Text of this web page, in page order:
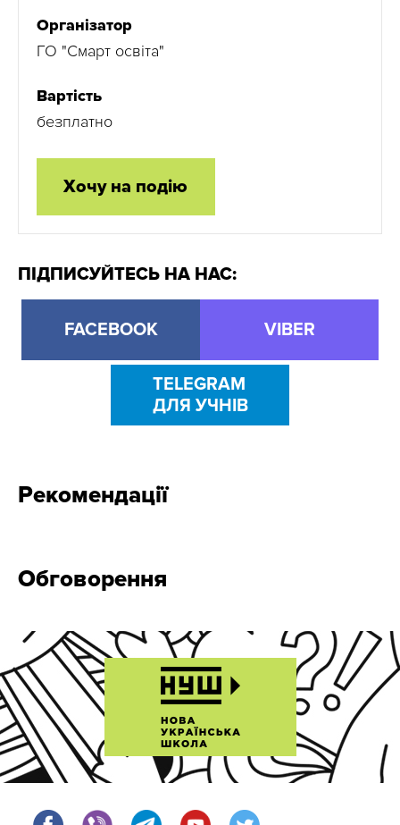
Організатор
ГО "Смарт освіта"
Вартість
безплатно
Хочу на подію
ПІДПИСУЙТЕСЬ НА НАС:
FACEBOOK VIBER
TELEGRAM
ДЛЯ УЧНІВ
Рекомендації
Обговорення